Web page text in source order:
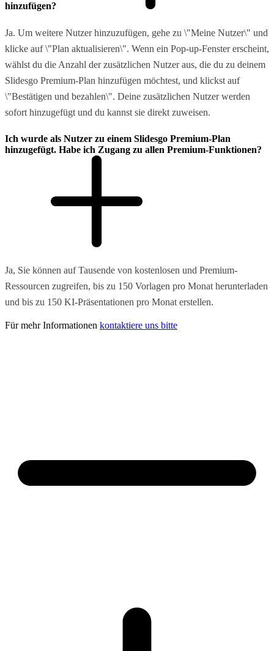
hinzufügen?
Ja. Um weitere Nutzer hinzuzufügen, gehe zu \"Meine Nutzer\" und
klicke auf \"Plan aktualisieren\". Wenn ein Pop-up-Fenster erscheint,
wählst du die Anzahl der zusätzlichen Nutzer aus, die du zu deinem
Slidesgo Premium-Plan hinzufügen möchtest, und klickst auf
\"Bestätigen und bezahlen\". Deine zusätzlichen Nutzer werden
sofort hinzugefügt und du kannst sie direkt zuweisen.
Ich wurde als Nutzer zu einem Slidesgo Premium-Plan
hinzugefügt. Habe ich Zugang zu allen Premium-Funktionen?
Ja, Sie können auf Tausende von kostenlosen und Premium-
Ressourcen zugreifen, bis zu 150 Vorlagen pro Monat herunterladen
und bis zu 150 KI-Präsentationen pro Monat erstellen.
Für mehr Informationen kontaktiere uns bitte